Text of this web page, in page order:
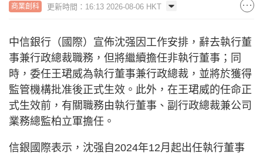
商業創科 更新時間：16:13 2026-08-06 HKT
中信銀行（國際）宣佈沈强因工作安排，辭去執行董
事兼行政總裁職務，但將繼續擔任非執行董事；同
時，委任王珺威為執行董事兼行政總裁，並將於獲得
監管機構批准後正式生效。此外，在王珺威的任命正
式生效前，有關職務由執行董事、副行政總裁兼公司
業務總監柏立軍擔任。
信銀國際表示，沈强自2024年12月起出任執行董事